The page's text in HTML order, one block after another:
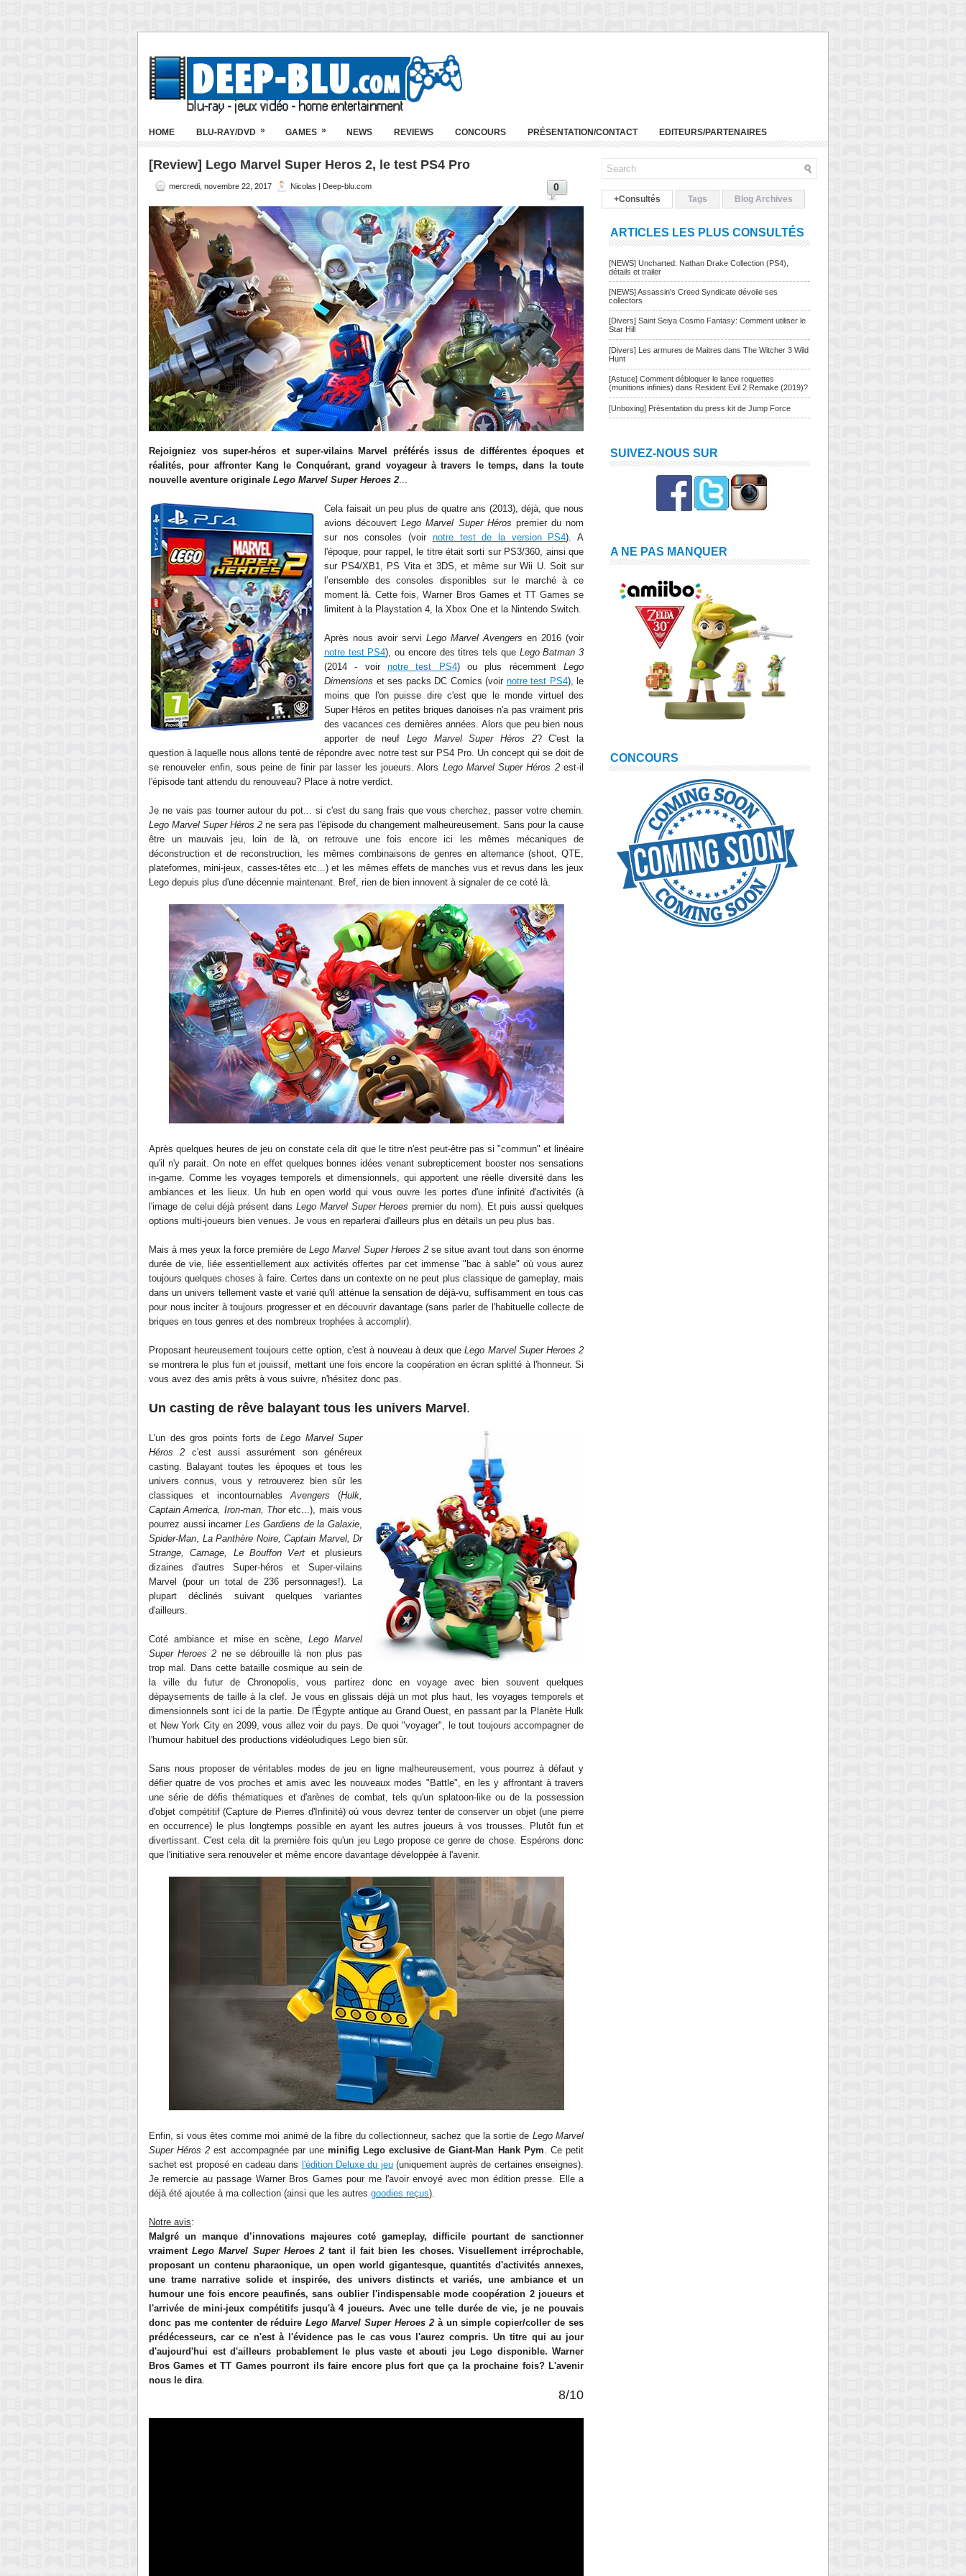
HOME BLU-RAY/DVD » GAMES » NEWS REVIEWS CONCOURS PRÉSENTATION/CONTACT EDITEURS/PARTENAIRES
[Review] Lego Marvel Super Heros 2, le test PS4 Pro
mercredi, novembre 22, 2017 Nicolas | Deep-blu.com 0
Rejoigniez vos super-héros et super-vilains Marvel préférés issus de différentes époques et
réalités, pour affronter Kang le Conquérant, grand voyageur à travers le temps, dans la toute
nouvelle aventure originale Lego Marvel Super Heroes 2...
Cela faisait un peu plus de quatre ans (2013), déjà, que nous
avions découvertLego Marvel Super Héros premier du nom
sur nos consoles (voir notre test de la version PS4). A
l'époque, pour rappel, le titre était sorti sur PS3/360, ainsi que
sur PS4/XB1, PS Vita et 3DS, et même sur Wii U. Soit sur
l’ensemble des consoles disponibles sur le marché à ce
moment là. Cette fois, Warner Bros Games et TT Games se
limitent à la Playstation 4, la Xbox One et la Nintendo Switch.
Après nous avoir servi Lego Marvel Avengers en 2016 (voir
notre test PS4), ou encore des titres tels que Lego Batman 3
(2014 - voir notre test PS4) ou plus récemmentLego
Dimensions et ses packs DC Comics (voir notre test PS4), le
moins que l'on puisse dire c'est que le monde virtuel des
Super Héros en petites briques danoises n'a pas vraiment pris
des vacances ces dernières années. Alors que peu bien nous
apporter de neuf Lego Marvel Super Héros 2? C'est la
question à laquelle nous allons tenté de répondre avec notre test sur PS4 Pro. Un concept qui se doit de
se renouveler enfin, sous peine de finir par lasser les joueurs. Alors Lego Marvel Super Héros 2est-il
l'épisode tant attendu du renouveau? Place à notre verdict.
Je ne vais pas tourner autour du pot... si c'est du sang frais que vous cherchez, passer votre chemin.
Lego Marvel Super Héros 2 ne sera pas l'épisode du changement malheureusement. Sans pour la cause
être un mauvais jeu, loin de là, on retrouve une fois encore ici les mêmes mécaniques de
déconstruction et de reconstruction, les mêmes combinaisons de genres en alternance (shoot, QTE,
plateformes, mini-jeux, casses-têtes etc...) et les mêmes effets de manches vus et revus dans les jeux
Lego depuis plus d'une décennie maintenant. Bref, rien de bien innovent à signaler de ce coté là.
Après quelques heures de jeu on constate cela dit que le titre n'est peut-être pas si "commun" et linéaire
qu'il n'y parait. On note en effet quelques bonnes idées venant subrepticement booster nos sensations
in-game. Comme les voyages temporels et dimensionnels, qui apportent une réelle diversité dans les
ambiances et les lieux. Un hub en open world qui vous ouvre les portes d'une infinité d'activités (à
l'image de celui déjà présent dans Lego Marvel Super Heroes premier du nom). Et puis aussi quelques
options multi-joueurs bien venues. Je vous en reparlerai d'ailleurs plus en détails un peu plus bas.
Mais à mes yeux la force première deLego Marvel Super Heroes 2se situe avant tout dans son énorme
durée de vie, liée essentiellement aux activités offertes par cet immense "bac à sable" où vous aurez
toujours quelques choses à faire. Certes dans un contexte on ne peut plus classique de gameplay, mais
dans un univers tellement vaste et varié qu'il atténue la sensation de déjà-vu, suffisamment en tous cas
pour nous inciter à toujours progresser et en découvrir davantage (sans parler de l'habituelle collecte de
briques en tous genres et des nombreux trophées à accomplir).
Proposant heureusement toujours cette option, c'est à nouveau à deux queLego Marvel Super Heroes 2
se montrera le plus fun et jouissif, mettant une fois encore la coopération en écran splitté à l'honneur. Si
vous avez des amis prêts à vous suivre, n'hésitez donc pas.
Un casting de rêve balayant tous les univers Marvel .
L'un des gros points forts de Lego Marvel Super
Héros 2 c'est aussi assurément son généreux
casting. Balayant toutes les époques et tous les
univers connus, vous y retrouverez bien sûr les
classiques et incontournablesAvengers (Hulk,
Captain America, Iron-man, Thoretc...), mais vous
pourrez aussi incarner Les Gardiens de la Galaxie,
Spider-Man, La Panthère Noire, Captain Marvel, Dr
Strange, Carnage, Le Bouffon Vert et plusieurs
dizaines d'autres Super-héros et Super-vilains
Marvel (pour un total de 236 personnages!). La
plupart déclinés suivant quelques variantes
d'ailleurs.
Coté ambiance et mise en scène,Lego Marvel
Super Heroes 2 ne se débrouille là non plus pas
trop mal. Dans cette bataille cosmique au sein de
la ville du futur de Chronopolis, vous partirez donc en voyage avec bien souvent quelques
dépaysements de taille à la clef. Je vous en glissais déjà un mot plus haut, les voyages temporels et
dimensionnels sont ici de la partie. De l'Égypte antique au Grand Ouest, en passant par la Planète Hulk
et New York City en 2099, vous allez voir du pays. De quoi "voyager", le tout toujours accompagner de
l'humour habituel des productions vidéoludiques Lego bien sûr.
Sans nous proposer de véritables modes de jeu en ligne malheureusement, vous pourrez à défaut y
défier quatre de vos proches et amis avec les nouveaux modes "Battle", en les y affrontant à travers
une série de défis thématiques et d'arènes de combat, tels qu'un splatoon-like ou de la possession
d'objet compétitif (Capture de Pierres d'Infinité) où vous devrez tenter de conserver un objet (une pierre
en occurrence) le plus longtemps possible en ayant les autres joueurs à vos trousses. Plutôt fun et
divertissant. C'est cela dit la première fois qu'un jeu Lego propose ce genre de chose. Espérons donc
que l'initiative sera renouveler et même encore davantage développée à l'avenir.
Enfin, si vous êtes comme moi animé de la fibre du collectionneur, sachez que la sortie de Lego Marvel
Super Héros 2 est accompagnée par une minifig Lego exclusive de Giant-Man Hank Pym. Ce petit
sachet est proposé en cadeau dans l'édition Deluxe du jeu(uniquement auprès de certaines enseignes).
Je remercie au passage Warner Bros Games pour me l'avoir envoyé avec mon édition presse. Elle a
déjà été ajoutée à ma collection (ainsi que les autres goodies reçus).
Notre avis:
Malgré un manque d’innovations majeures coté gameplay, difficile pourtant de sanctionner
vraimentLego Marvel Super Heroes 2 tant il fait bien les choses. Visuellement irréprochable,
proposant un contenu pharaonique, un open world gigantesque, quantités d'activités annexes,
une trame narrative solide et inspirée, des univers distincts et variés, une ambiance et un
humour une fois encore peaufinés, sans oublier l'indispensable mode coopération 2 joueurs et
l'arrivée de mini-jeux compétitifs jusqu'à 4 joueurs. Avec une telle durée de vie, je ne pouvais
donc pas me contenter de réduireLego Marvel Super Heroes 2à un simple copier/coller de ses
prédécesseurs, car ce n'est à l'évidence pas le cas vous l'aurez compris. Un titre qui au jour
d'aujourd'hui est d'ailleurs probablement le plus vaste et abouti jeu Lego disponible. Warner
Bros Games et TT Games pourront ils faire encore plus fort que ça la prochaine fois? L'avenir
nous le dira.
8/10
+Consultés Tags Blog Archives
ARTICLES LES PLUS CONSULTÉS
[NEWS] Uncharted: Nathan Drake Collection (PS4),
détails et trailer
[NEWS] Assassin's Creed Syndicate dévoile ses
collectors
[Divers] Saint Seiya Cosmo Fantasy: Comment utiliser le
Star Hill
[Divers] Les armures de Maitres dans The Witcher 3 Wild
Hunt
[Astuce] Comment débloquer le lance roquettes
(munitions infinies) dans Resident Evil 2 Remake (2019)?
[Unboxing] Présentation du press kit de Jump Force
SUIVEZ-NOUS SUR
A NE PAS MANQUER
CONCOURS